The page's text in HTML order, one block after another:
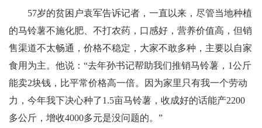
57岁的贫困户袁军告诉记者，一直以来，尽管当地种植
的马铃薯不施化肥、不打农药，口感好，营养价值高，但销
售渠道不太畅通，价格不稳定，大家不敢多种，主要以自家
食用为主。他说：“去年孙书记帮助我们推销马铃薯，1公斤
能卖2块钱，比平常价格高一倍。因为家里只有我一个劳动
力，今年我下决心种了1.5亩马铃薯，收成好的话能产2200
多公斤，增收4000多元是没问题的。”